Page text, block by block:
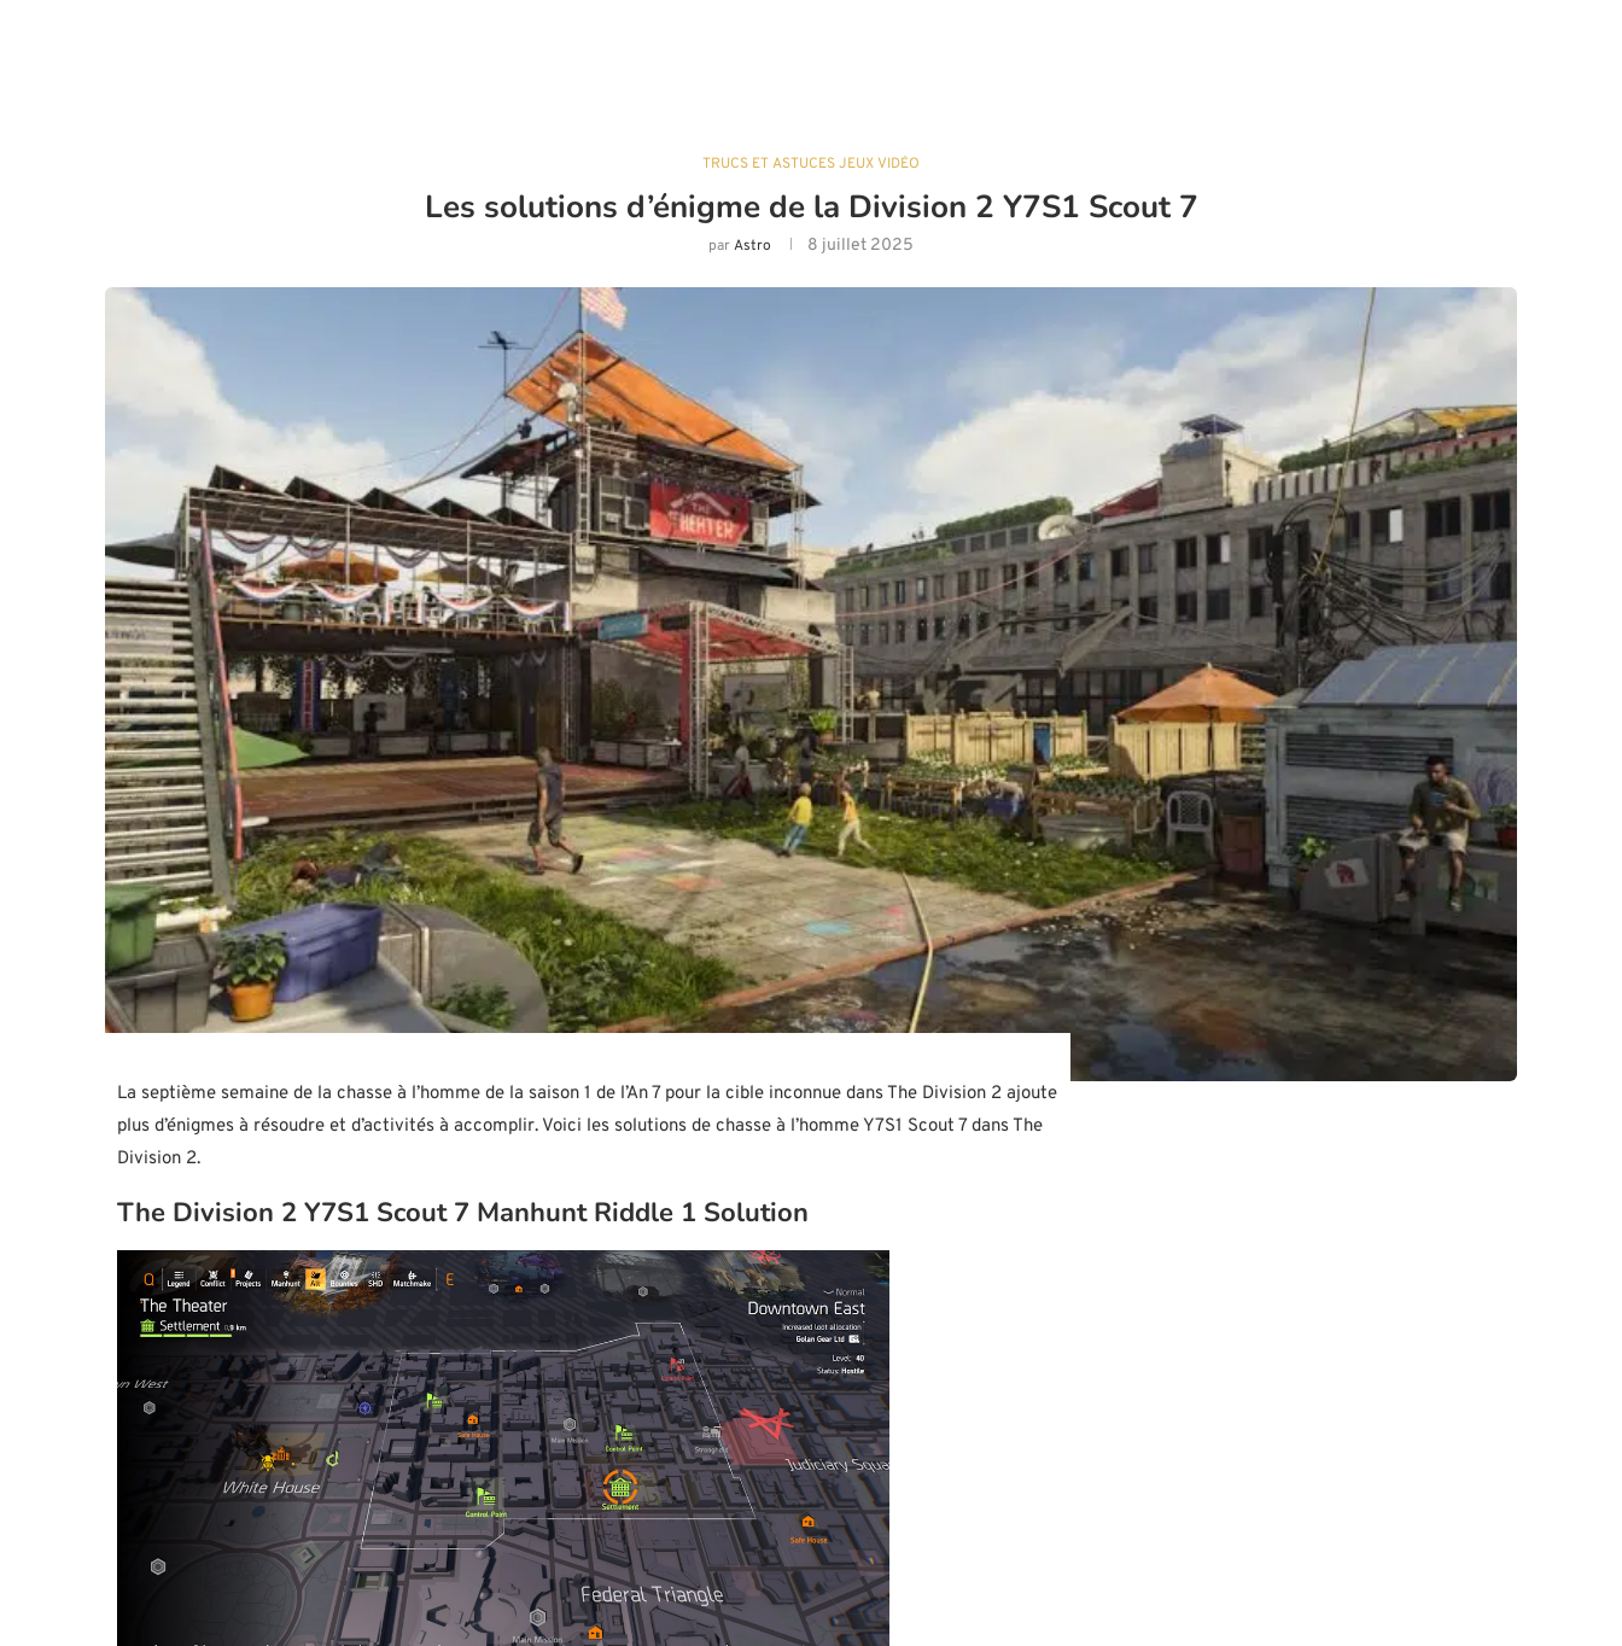
TRUCS ET ASTUCES JEUX VIDÉO
Les solutions d’énigme de la Division 2 Y7S1 Scout 7
parAstro 8 juillet 2025
La septième semaine de la chasse à l’homme de la saison 1 de l’An 7 pour la cible inconnue dans The Division 2 ajoute
plus d’énigmes à résoudre et d’activités à accomplir. Voici les solutions de chasse à l’homme Y7S1 Scout 7 dans The
Division 2.
The Division 2 Y7S1 Scout 7 Manhunt Riddle 1 Solution